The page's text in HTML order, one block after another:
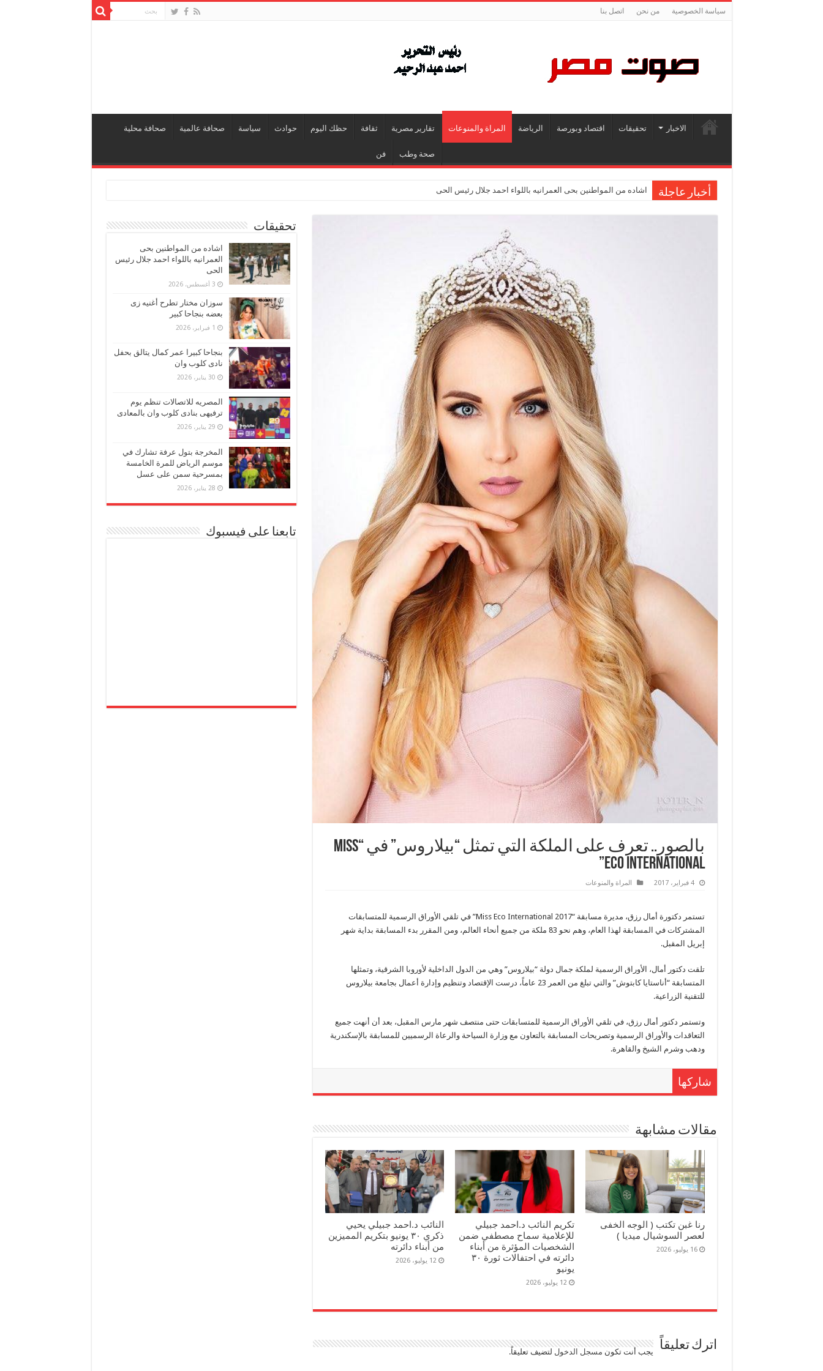
سياسة الخصوصية من نحن اتصل بنا
الاخبار تحقيقات اقتصاد وبورصة الرياضة المراة والمنوعات تقارير مصرية ثقافة حظك اليوم حوادث سياسة صحافة عالمية صحافة محلية
صحة وطب فن
أخبار عاجلة اشاده من المواطنين بحى العمرانيه باللواء احمد جلال رئيس الحى
بالصور.. تعرف على الملكة التي تمثل “بيلاروس” في “Miss
Eco International”
4 فبراير، 2017 المراة والمنوعات
تستمر دكتورة أمال رزق، مديرة مسابقة “Miss Eco International 2017” في تلقي الأوراق الرسمية للمتسابقات
المشتركات في المسابقة لهذا العام، وهم نحو 83 ملكة من جميع أنحاء العالم، ومن المقرر بدء المسابقة بداية شهر
إبريل المقبل.
تلقت دكتور أمال، الأوراق الرسمية لملكة جمال دولة “بيلاروس” وهي من الدول الداخلية لأوروبا الشرقية، وتمثلها
المتسابقة “أناستايا كابتوش” والتي تبلغ من العمر 23 عاماً، درست الإقتصاد وتنظيم وإدارة أعمال بجامعة بيلاروس
للتقنية الزراعية.
وتستمر دكتور أمال رزق، في تلقي الأوراق الرسمية للمتسابقات حتى منتصف شهر مارس المقبل، بعد أن أنهت جميع
التعاقدات والأوراق الرسمية وتصريحات المسابقة بالتعاون مع وزارة السياحة والرعاة الرسميين للمسابقة بالإسكندرية
ودهب وشرم الشيخ والقاهرة.
شاركها
مقالات مشابهة
رنا غبن تكتب ( الوجه الخفى
لعصر السوشيال ميديا )
16 يوليو، 2026
تكريم النائب د.احمد جبيلي
للإعلامية سماح مصطفي ضمن
الشخصيات المؤثرة من أبناء
دائرته في احتفالات ثورة ٣٠
يونيو
12 يوليو، 2026
النائب د.احمد جبيلي يحيي
ذكري ٣٠ يونيو بتكريم المميزين
من أبناء دائرته
12 يوليو، 2026
اترك تعليقاً يجب أنت تكون مسجل الدخول لتضيف تعليقاً.
تحقيقات
اشاده من المواطنين بحى
العمرانيه باللواء احمد جلال رئيس
الحى
3 أغسطس، 2026
سوزان مختار تطرح أغنيه زى
بعضه بنجاحا كبير
1 فبراير، 2026
بنجاحا كبيرا عمر كمال يتالق بحفل
نادى كلوب وان
30 يناير، 2026
المصريه للاتصالات تنظم يوم
ترفيهى بنادى كلوب وان بالمعادى
29 يناير، 2026
المخرجة بتول عرفة تشارك في
موسم الرياض للمرة الخامسة
بمسرحية سمن على عسل
28 يناير، 2026
تابعنا على فيسبوك